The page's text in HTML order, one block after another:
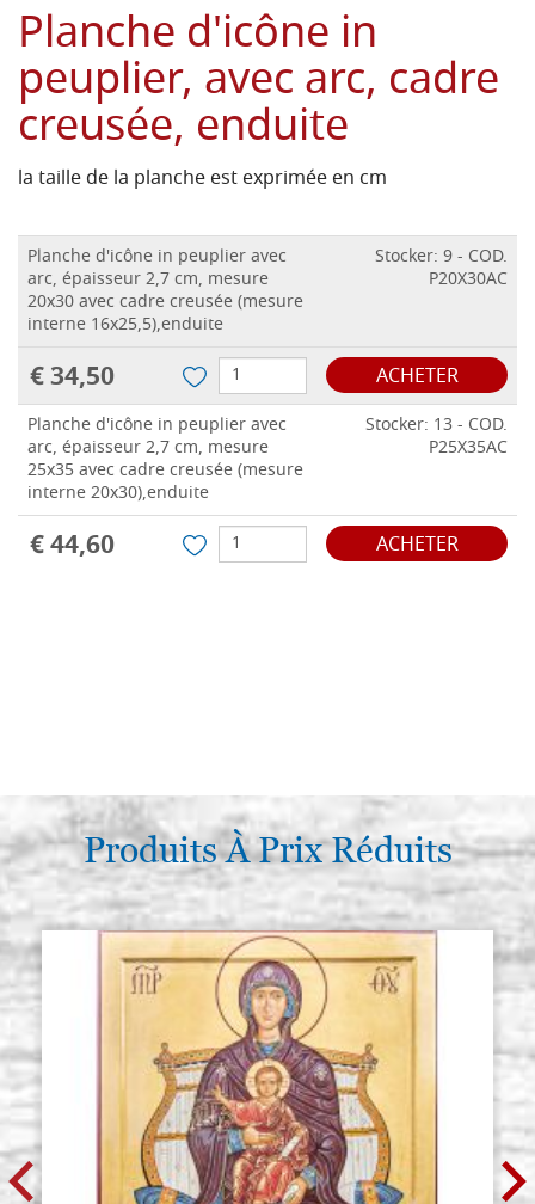
Planche d'icône in
peuplier, avec arc, cadre
creusée, enduite
la taille de la planche est exprimée en cm
Planche d'icône in peuplier avec
arc, épaisseur 2,7 cm, mesure
20x30 avec cadre creusée (mesure
interne 16x25,5),enduite
Stocker: 9 - COD.
P20X30AC
€ 34,50 ACHETER
Planche d'icône in peuplier avec
arc, épaisseur 2,7 cm, mesure
25x35 avec cadre creusée (mesure
interne 20x30),enduite
Stocker: 13 - COD.
P25X35AC
€ 44,60 ACHETER
Produits À Prix Réduits